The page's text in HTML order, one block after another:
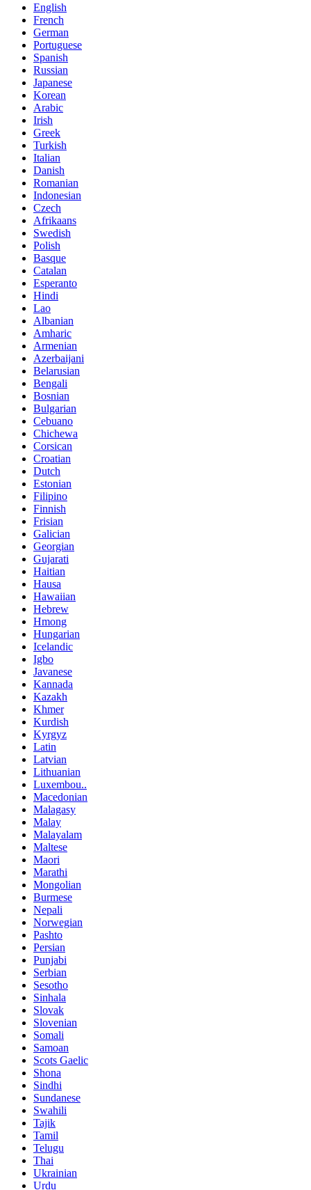
English
French
German
Portuguese
Spanish
Russian
Japanese
Korean
Arabic
Irish
Greek
Turkish
Italian
Danish
Romanian
Indonesian
Czech
Afrikaans
Swedish
Polish
Basque
Catalan
Esperanto
Hindi
Lao
Albanian
Amharic
Armenian
Azerbaijani
Belarusian
Bengali
Bosnian
Bulgarian
Cebuano
Chichewa
Corsican
Croatian
Dutch
Estonian
Filipino
Finnish
Frisian
Galician
Georgian
Gujarati
Haitian
Hausa
Hawaiian
Hebrew
Hmong
Hungarian
Icelandic
Igbo
Javanese
Kannada
Kazakh
Khmer
Kurdish
Kyrgyz
Latin
Latvian
Lithuanian
Luxembou..
Macedonian
Malagasy
Malay
Malayalam
Maltese
Maori
Marathi
Mongolian
Burmese
Nepali
Norwegian
Pashto
Persian
Punjabi
Serbian
Sesotho
Sinhala
Slovak
Slovenian
Somali
Samoan
Scots Gaelic
Shona
Sindhi
Sundanese
Swahili
Tajik
Tamil
Telugu
Thai
Ukrainian
Urdu